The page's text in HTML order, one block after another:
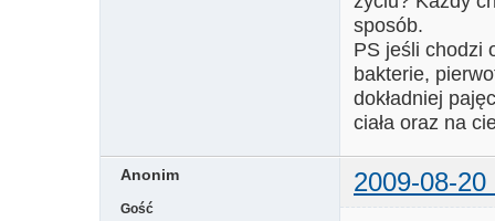
sposób.
PS jeśli chodzi
bakterie,
dokładniej
ciała oraz na
Anonim 2009-08-20
Gość